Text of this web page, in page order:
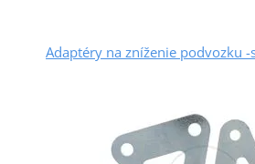
Adaptéry na zníženie podvozku -